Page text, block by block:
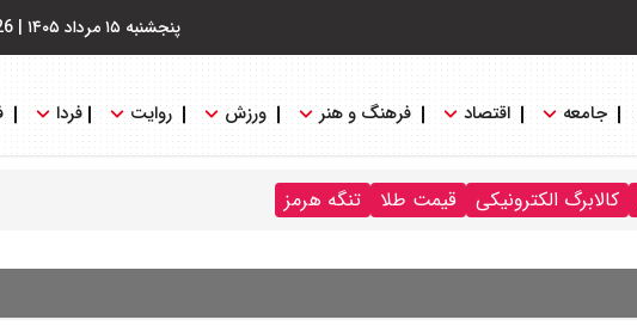
پنجشنبه ۱۵ مرداد ۱۴۰۵ |
جامعه اقتصاد فرهنگ و هنر ورزش روایت فردا
کالابرگ الکترونیکی قیمت طلا تنگه هرمز